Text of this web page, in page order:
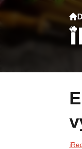
Elis Mraz porodila dceru. Jméno, které